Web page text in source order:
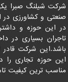
شرکت شیلنگ صبرا
صنعتی و کشاورزی
در این حوزه و
تاجران بسیاری در
باشد.این شرکت قادر
این حوزه تجاری
مناسب ترین کیفیت